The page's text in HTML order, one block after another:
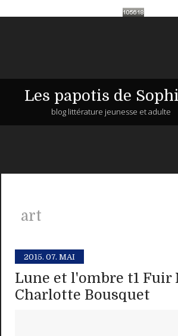
Les papotis de
blog littérature jeunesse et adulte
art
2015. 07. MAI
Lune et l'ombre t1 Fuir
Charlotte Bousquet